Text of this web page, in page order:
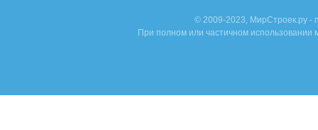
© 2009-2023, МирСтроек.ру -
При полном или частичном использовании